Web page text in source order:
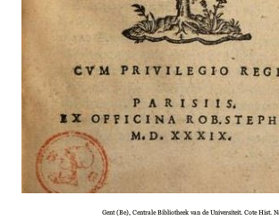
Gent (Be), Centrale Bibliotheek van de Universiteit. Cote Hist.